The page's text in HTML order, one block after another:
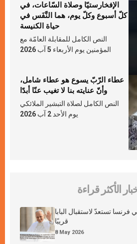
الإفخارستيّا وصلاة السّاعات، في
كلّ أسبوع وكلّ يوم، هما النَّفَس في
حياة الكنيسة
النص الكامل للمقابلة العامّة مع
المؤمنين يوم الأربعاء 5 آب 2026
عطاء الرّبّ يسوع هو عطاء شامل،
وأنّ عنايته بنا لا تغيب عنّا أبدًا
النص الكامل لصلاة التبشير الملائكي
يوم الأحد 2 آب 2026
الأكثر قراءة
فرنسا تستعدّ لاستقبال البابا
قريبًا
8 May 2026